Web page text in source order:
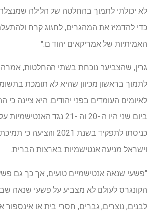
לא יכולתי לתמוך בהחלטה של ​​הלילה
כדי להדמיז את המהגרים, לחגוג קרח
האמיתיות של אמריקאים יהודים."
גרין, שהצביעה נוכחת בשתי ההחלטות,
לתמוך בראשון מכיוון שהיא לא תומכת
לאיומים העומדים בפני יהודים. היא ציינה
ביום שני היו ה -20 וה -21 נגד
כניסתו לתפקיד בשנת 2021
וישראל מניעה אנטישמיות בארצות הברית.
"פשעי שנאה אנטישמיים טועים, אך כך גם
הקונגרס לעולם לא מצביע על פשעי שנאה
לבנים, נוצרים, גברים, חסרי בית או אינספור